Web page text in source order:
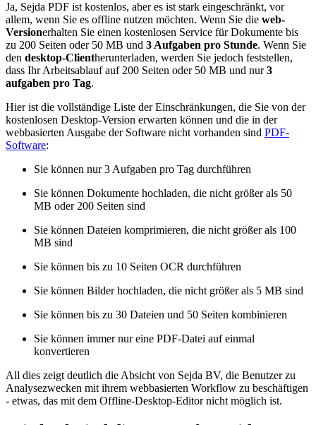
Ja, Sejda PDF ist kostenlos, aber es ist stark eingeschränkt, vor
allem, wenn Sie es offline nutzen möchten. Wenn Sie die web-
Versionerhalten Sie einen kostenlosen Service für Dokumente bis
zu 200 Seiten oder 50 MB und 3 Aufgaben pro Stunde. Wenn Sie
den desktop-Clientherunterladen, werden Sie jedoch feststellen,
dass Ihr Arbeitsablauf auf 200 Seiten oder 50 MB und nur3
aufgaben pro Tag.
Hier ist die vollständige Liste der Einschränkungen, die Sie von der
kostenlosen Desktop-Version erwarten können und die in der
webbasierten Ausgabe der Software nicht vorhanden sind PDF-
Software:
Sie können nur 3 Aufgaben pro Tag durchführen
Sie können Dokumente hochladen, die nicht größer als 50
MB oder 200 Seiten sind
Sie können Dateien komprimieren, die nicht größer als 100
MB sind
Sie können bis zu 10 Seiten OCR durchführen
Sie können Bilder hochladen, die nicht größer als 5 MB sind
Sie können bis zu 30 Dateien und 50 Seiten kombinieren
Sie können immer nur eine PDF-Datei auf einmal
konvertieren
All dies zeigt deutlich die Absicht von Sejda BV, die Benutzer zu
Analysezwecken mit ihrem webbasierten Workflow zu beschäftigen
- etwas, das mit dem Offline-Desktop-Editor nicht möglich ist.